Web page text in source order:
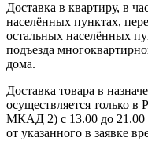
Доставка в квартиру, в
населённых пунктах,
остальных населённых
подъезда
дома.
Доставка товара в
осуществляется только
МКАД 2) с 13.00 до 21.00
от указанного в заявке